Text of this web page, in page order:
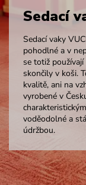
Sedací
Sedací vaky
pohodlné a v
se totiž
skončily v koši.
kvalitě, ani na
vyrobené v
voděodolné a
údržbou.